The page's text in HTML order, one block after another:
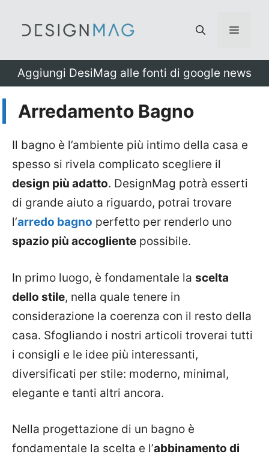
Menu
Aggiungi DesiMag alle fonti di google news
Arredamento Bagno
Il bagno è l’ambiente più intimo della casa e
spesso si rivela complicato scegliere il
design più adatto. DesignMag potrà esserti
di grande aiuto a riguardo, potrai trovare
l’arredo bagno perfetto per renderlo uno
spazio più accogliente possibile.
In primo luogo, è fondamentale la scelta
dello stile, nella quale tenere in
considerazione la coerenza con il resto della
casa. Sfogliando i nostri articoli troverai tutti
i consigli e le idee più interessanti,
diversificati per stile: moderno, minimal,
elegante e tanti altri ancora.
Nella progettazione di un bagno è
fondamentale la scelta e l’abbinamento di